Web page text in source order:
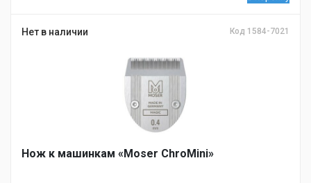
Нет в наличии Код 1584-7021
Нож к машинкам «Moser ChroMini»